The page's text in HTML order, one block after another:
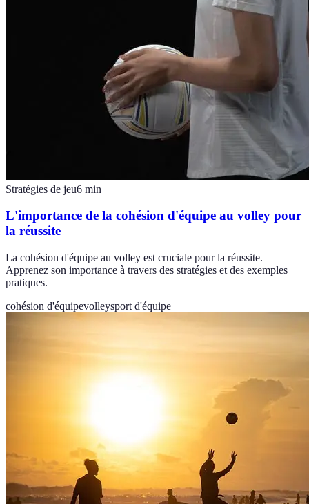
Stratégies de jeu6 min
L'importance de la cohésion d'équipe au volley pour
la réussite
La cohésion d'équipe au volley est cruciale pour la réussite.
Apprenez son importance à travers des stratégies et des exemples
pratiques.
cohésion d'équipevolleysport d'équipe